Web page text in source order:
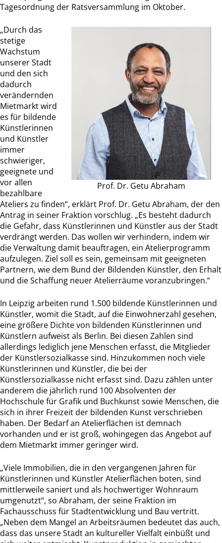
Tagesordnung der Ratsversammlung im Oktober.
Prof. Dr. Getu Abraham
„Durch das
stetige
Wachstum
unserer Stadt
und den sich
dadurch
verändernden
Mietmarkt wird
es für bildende
Künstlerinnen
und Künstler
immer
schwieriger,
geeignete und
vor allen
bezahlbare
Ateliers zu finden“, erklärt Prof. Dr. Getu Abraham, der den
Antrag in seiner Fraktion vorschlug. „Es besteht dadurch
die Gefahr, dass Künstlerinnen und Künstler aus der Stadt
verdrängt werden. Das wollen wir verhindern, indem wir
die Verwaltung damit beauftragen, ein Atelierprogramm
aufzulegen. Ziel soll es sein, gemeinsam mit geeigneten
Partnern, wie dem Bund der Bildenden Künstler, den Erhalt
und die Schaffung neuer Atelierräume voranzubringen.“
In Leipzig arbeiten rund 1.500 bildende Künstlerinnen und
Künstler, womit die Stadt, auf die Einwohnerzahl gesehen,
eine größere Dichte von bildenden Künstlerinnen und
Künstlern aufweist als Berlin. Bei diesen Zahlen sind
allerdings lediglich jene Menschen erfasst, die Mitglieder
der Künstlersozialkasse sind. Hinzukommen noch viele
Künstlerinnen und Künstler, die bei der
Künstlersozialkasse nicht erfasst sind. Dazu zählen unter
anderem die jährlich rund 100 Absolventen der
Hochschule für Grafik und Buchkunst sowie Menschen, die
sich in ihrer Freizeit der bildenden Kunst verschrieben
haben. Der Bedarf an Atelierflächen ist demnach
vorhanden und er ist groß, wohingegen das Angebot auf
dem Mietmarkt immer geringer wird.
„Viele Immobilien, die in den vergangenen Jahren für
Künstlerinnen und Künstler Atelierflächen boten, sind
mittlerweile saniert und als hochwertiger Wohnraum
umgenutzt“, so Abraham, der seine Fraktion im
Fachausschuss für Stadtentwicklung und Bau vertritt.
„Neben dem Mangel an Arbeitsräumen bedeutet das auch,
dass das unsere Stadt an kultureller Vielfalt einbüßt und